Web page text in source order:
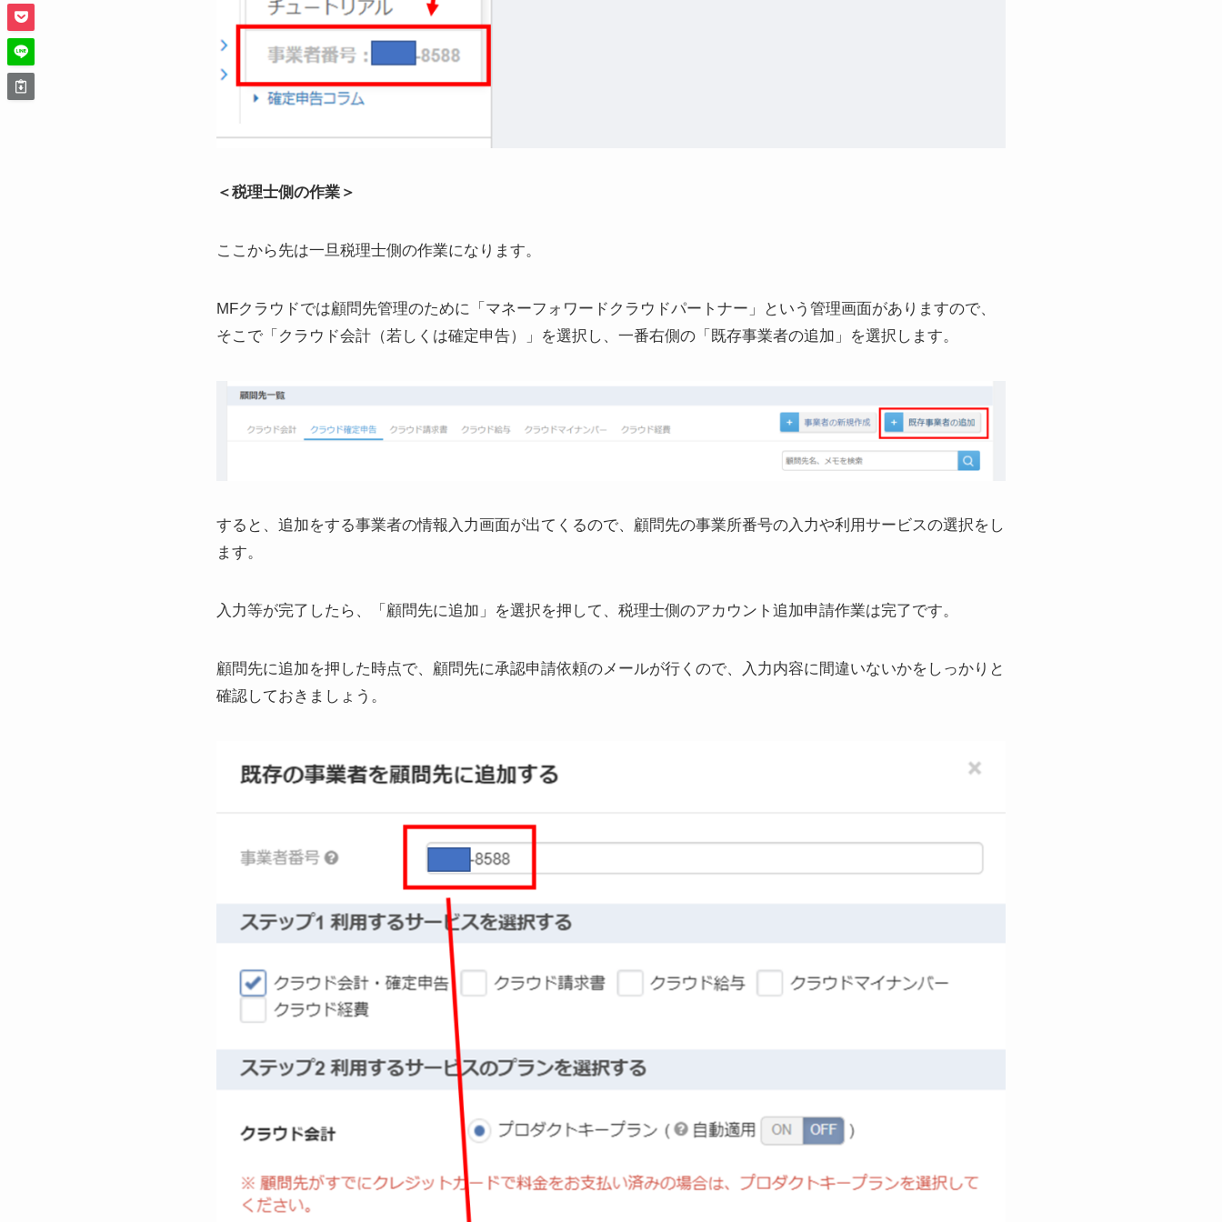
＜税理士側の作業＞
ここから先は一旦税理士側の作業になります。
MFクラウドでは顧問先管理のために「マネーフォワードクラウドパートナー」という管理画面がありますので、
そこで「クラウド会計（若しくは確定申告）」を選択し、一番右側の「既存事業者の追加」を選択します。
すると、追加をする事業者の情報入力画面が出てくるので、顧問先の事業所番号の入力や利用サービスの選択をし
ます。
入力等が完了したら、「顧問先に追加」を選択を押して、税理士側のアカウント追加申請作業は完了です。
顧問先に追加を押した時点で、顧問先に承認申請依頼のメールが行くので、入力内容に間違いないかをしっかりと
確認しておきましょう。